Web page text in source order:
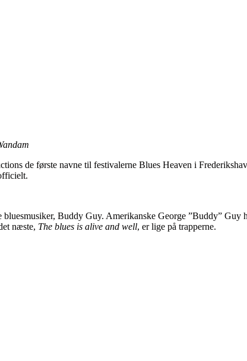
de første navne til festivalerne Blues Heaven i
Buddy Guy. Amerikanske George ”Buddy” Guy
næste, The blues is alive and well, er lige på trapperne.